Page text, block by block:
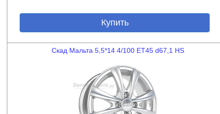
Купить
Скад Мальта 5,5*14 4/100 ET45 d67,1 HS